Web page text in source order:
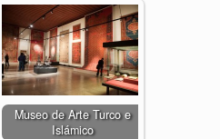
Museo de Arte Turco e
Islámico